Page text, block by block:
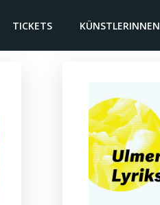
TICKETS KÜNSTLERINNEN